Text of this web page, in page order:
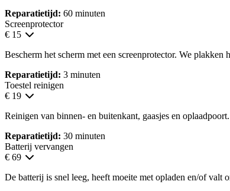
Reparatietijd: 60 minuten
Screenprotector
€ 15
Bescherm het scherm met een screenprotector. We plakken
Reparatietijd: 3 minuten
Toestel reinigen
€ 19
Reinigen van binnen- en buitenkant, gaasjes en
Reparatietijd: 30 minuten
Batterij vervangen
€ 69
De batterij is snel leeg, heeft moeite met opladen en/of valt